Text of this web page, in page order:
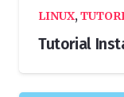
LINUX,
Tutorial